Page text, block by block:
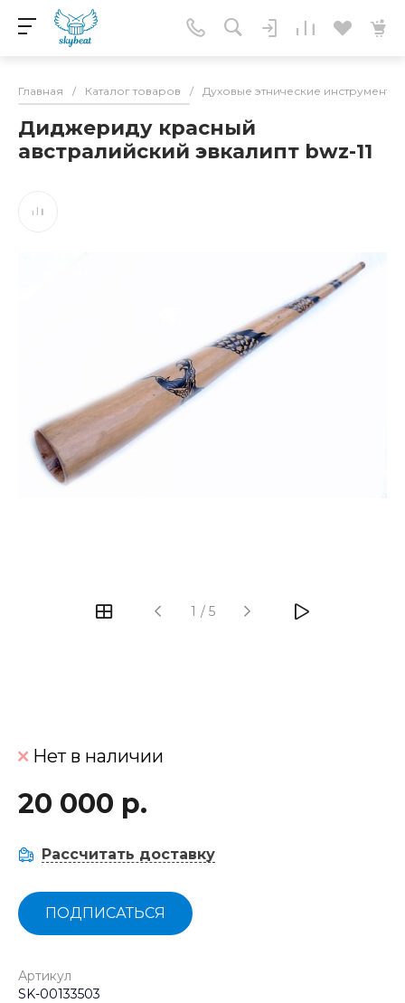
Главная / Каталог товаров / Духовые этнические инструменты
Диджериду красный
австралийский эвкалипт bwz-11
1 / 5
Нет в наличии
20 000 р.
Рассчитать доставку
ПОДПИСАТЬСЯ
Артикул
SK-00133503